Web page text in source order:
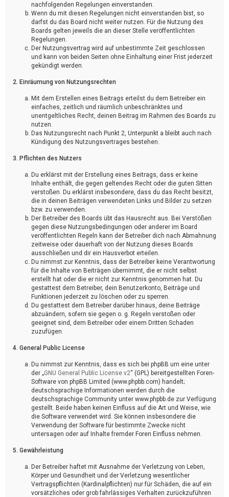
nachfolgenden Regelungen einverstanden.
Wenn du mit diesen Regelungen nicht einverstanden bist, so
darfst du das Board nicht weiter nutzen. Für die Nutzung des
Boards gelten jeweils die an dieser Stelle veröffentlichten
Regelungen.
Der Nutzungsvertrag wird auf unbestimmte Zeit geschlossen
und kann von beiden Seiten ohne Einhaltung einer Frist jederzeit
gekündigt werden.
2. Einräumung von Nutzungsrechten
Mit dem Erstellen eines Beitrags erteilst du dem Betreiber ein
einfaches, zeitlich und räumlich unbeschränktes und
unentgeltliches Recht, deinen Beitrag im Rahmen des Boards zu
nutzen.
Das Nutzungsrecht nach Punkt 2, Unterpunkt a bleibt auch nach
Kündigung des Nutzungsvertrages bestehen.
3. Pflichten des Nutzers
Du erklärst mit der Erstellung eines Beitrags, dass er keine
Inhalte enthält, die gegen geltendes Recht oder die guten Sitten
verstoßen. Du erklärst insbesondere, dass du das Recht besitzt,
die in deinen Beiträgen verwendeten Links und Bilder zu setzen
bzw. zu verwenden.
Der Betreiber des Boards übt das Hausrecht aus. Bei Verstößen
gegen diese Nutzungsbedingungen oder anderer im Board
veröffentlichten Regeln kann der Betreiber dich nach Abmahnung
zeitweise oder dauerhaft von der Nutzung dieses Boards
ausschließen und dir ein Hausverbot erteilen.
Du nimmst zur Kenntnis, dass der Betreiber keine Verantwortung
für die Inhalte von Beiträgen übernimmt, die er nicht selbst
erstellt hat oder die er nicht zur Kenntnis genommen hat. Du
gestattest dem Betreiber, dein Benutzerkonto, Beiträge und
Funktionen jederzeit zu löschen oder zu sperren.
Du gestattest dem Betreiber darüber hinaus, deine Beiträge
abzuändern, sofern sie gegen o. g. Regeln verstoßen oder
geeignet sind, dem Betreiber oder einem Dritten Schaden
zuzufügen.
4. General Public License
Du nimmst zur Kenntnis, dass es sich bei phpBB um eine unter
der „GNU General Public License v2“ (GPL) bereitgestellten Foren-
Software von phpBB Limited (www.phpbb.com) handelt;
deutschsprachige Informationen werden durch die
deutschsprachige Community unter www.phpbb.de zur Verfügung
gestellt. Beide haben keinen Einfluss auf die Art und Weise, wie
die Software verwendet wird. Sie können insbesondere die
Verwendung der Software für bestimmte Zwecke nicht
untersagen oder auf Inhalte fremder Foren Einfluss nehmen.
5. Gewährleistung
Der Betreiber haftet mit Ausnahme der Verletzung von Leben,
Körper und Gesundheit und der Verletzung wesentlicher
Vertragspflichten (Kardinalpflichten) nur für Schäden, die auf ein
vorsätzliches oder grob fahrlässiges Verhalten zurückzuführen